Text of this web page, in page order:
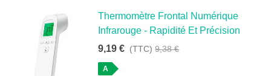
Thermomètre Frontal Numérique
Infrarouge - Rapidité Et Précision
9,19 € (TTC) 9,38 €
A